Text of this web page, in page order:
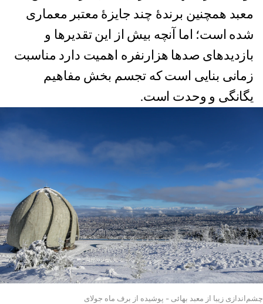
معبد همچنین برندۀ چند جایزۀ معتبر معماری
شده است؛ اما آنچه بیش از این تقدیرها و
بازدیدهای صدها هزارنفره اهمیت دارد مناسبت
زمانی بنایی است که تجسم بخش مفاهیم
یگانگی و وحدت است.
چشم‌اندازی زیبا از معبد بهائی - پوشیده از برف ماه جولای